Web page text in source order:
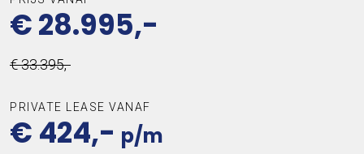
€ 28.995,-
€ 33.395,-
PRIVATE LEASE VANAF
€ 424,- p/m